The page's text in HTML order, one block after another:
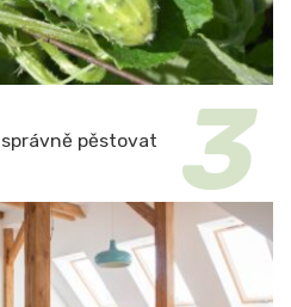
pěstovat